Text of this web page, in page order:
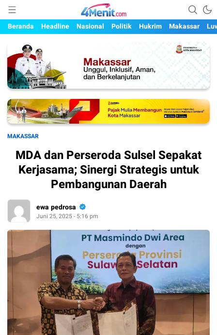
4menit.com
Mengungkap Kisah, Setiap Hari
Beranda
Headline Nasional Politik Hukrim Makassar
MAKASSAR
MDA dan Perseroda Sulsel Sepakat
Kerjasama; Sinergi Strategis untuk
Pembangunan Daerah
ewa pedrosa
Juni 25, 2025 - 5:16 pm